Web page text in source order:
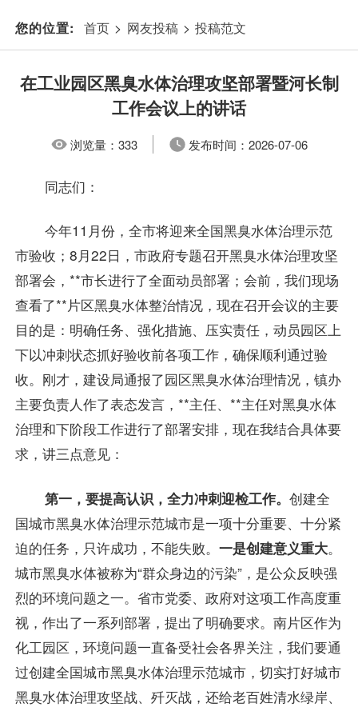
您的位置: 首页 > 网友投稿 > 投稿范文
在工业园区黑臭水体治理攻坚部署暨河长制
工作会议上的讲话
浏览量：333 发布时间： 2026-07-06
同志们：
今年11月份，全市将迎来全国黑臭水体治理示范
市验收；8月22日，市政府专题召开黑臭水体治理攻坚
部署会，**市长进行了全面动员部署；会前，我们现场
查看了**片区黑臭水体整治情况，现在召开会议的主要
目的是：明确任务、强化措施、压实责任，动员园区上
下以冲刺状态抓好验收前各项工作，确保顺利通过验
收。刚才，建设局通报了园区黑臭水体治理情况，镇办
主要负责人作了表态发言，**主任、**主任对黑臭水体
治理和下阶段工作进行了部署安排，现在我结合具体要
求，讲三点意见：
第一，要提高认识，全力冲刺迎检工作。 创建全
国城市黑臭水体治理示范城市是一项十分重要、十分紧
迫的任务，只许成功，不能失败。 一是创建意义重大。
城市黑臭水体被称为“群众身边的污染”，是公众反映强
烈的环境问题之一。省市党委、政府对这项工作高度重
视，作出了一系列部署，提出了明确要求。南片区作为
化工园区，环境问题一直备受社会各界关注，我们要通
过创建全国城市黑臭水体治理示范城市，切实打好城市
黑臭水体治理攻坚战、歼灭战，还给老百姓清水绿岸、